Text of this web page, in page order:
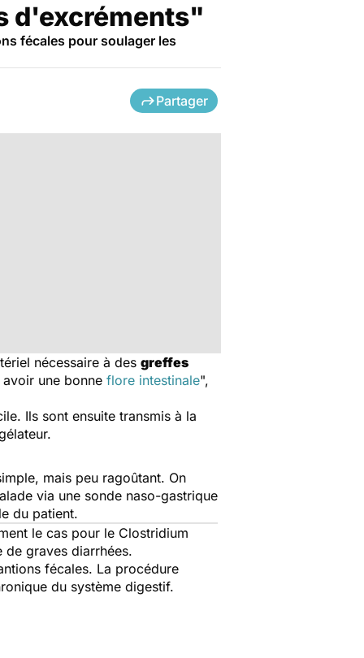
d'excréments"
fécales pour soulager les
Partager
nécessaire à des greffes
une bonne flore intestinale",
Ils sont ensuite transmis à la
mais peu ragoûtant. On
via une sonde naso-gastrique
du patient.
le cas pour le Clostridium
graves diarrhées.
fécales. La procédure
du système digestif.